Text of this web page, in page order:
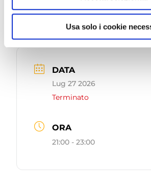
Usa solo i cookie
DATA
Lug 27 2026
Terminato
ORA
21:00 - 23:00